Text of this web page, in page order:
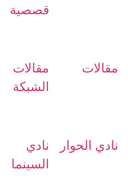
قصصية
مقالات
مقالات
الشبكة
نادي الحوار
نادي
السينما